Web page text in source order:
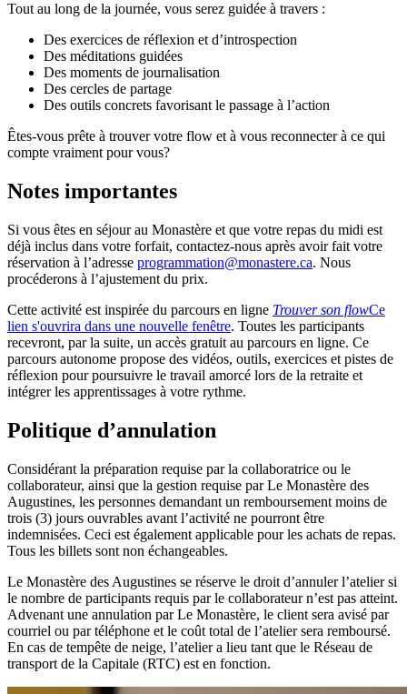
Tout au long de la journée, vous serez guidée à travers :
Des exercices de réflexion et d’introspection
Des méditations guidées
Des moments de journalisation
Des cercles de partage
Des outils concrets favorisant le passage à l’action
Êtes-vous prête à trouver votre flow et à vous reconnecter à ce qui
compte vraiment pour vous?
Notes importantes
Si vous êtes en séjour au Monastère et que votre repas du midi est
déjà inclus dans votre forfait, contactez-nous après avoir fait votre
réservation à l’adresse programmation@monastere.ca. Nous
procéderons à l’ajustement du prix.
Cette activité est inspirée du parcours en ligne Trouver son flowCe
lien s'ouvrira dans une nouvelle fenêtre. Toutes les participants
recevront, par la suite, un accès gratuit au parcours en ligne. Ce
parcours autonome propose des vidéos, outils, exercices et pistes de
réflexion pour poursuivre le travail amorcé lors de la retraite et
intégrer les apprentissages à votre rythme.
Politique d’annulation
Considérant la préparation requise par la collaboratrice ou le
collaborateur, ainsi que la gestion requise par Le Monastère des
Augustines, les personnes demandant un remboursement moins de
trois (3) jours ouvrables avant l’activité ne pourront être
indemnisées. Ceci est également applicable pour les achats de repas.
Tous les billets sont non échangeables.
Le Monastère des Augustines se réserve le droit d’annuler l’atelier si
le nombre de participants requis par le collaborateur n’est pas atteint.
Advenant une annulation par Le Monastère, le client sera avisé par
courriel ou par téléphone et le coût total de l’atelier sera remboursé.
En cas de tempête de neige, l’atelier a lieu tant que le Réseau de
transport de la Capitale (RTC) est en fonction.